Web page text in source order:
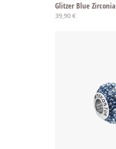
Glitzer Blue Zirconia
39,90 €